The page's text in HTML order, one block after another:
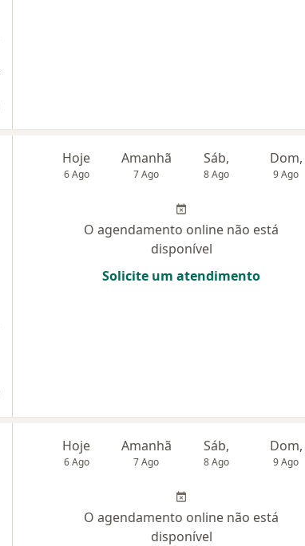
Hoje
6 Ago
Amanhã
7 Ago
Sáb,
8 Ago
Dom,
9 Ago
O agendamento online não está
disponível
Solicite um atendimento
Hoje
6 Ago
Amanhã
7 Ago
Sáb,
8 Ago
Dom,
9 Ago
O agendamento online não está
disponível